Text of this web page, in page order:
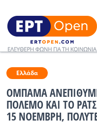
Ειδήσεις
Ελλάδα
Ελλάδα
ΟΜΠΑΜΑ
ΠΟΛΕΜΟ ΚΑΙ ΤΟ
15 ΝΟΕΜΒΡΗ,